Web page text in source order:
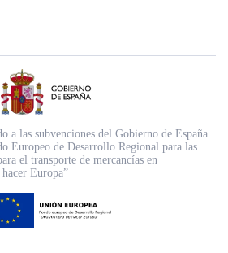
a las subvenciones del Gobierno de España
Europeo de Desarrollo Regional para las
el transporte de mercancías en
Europa”